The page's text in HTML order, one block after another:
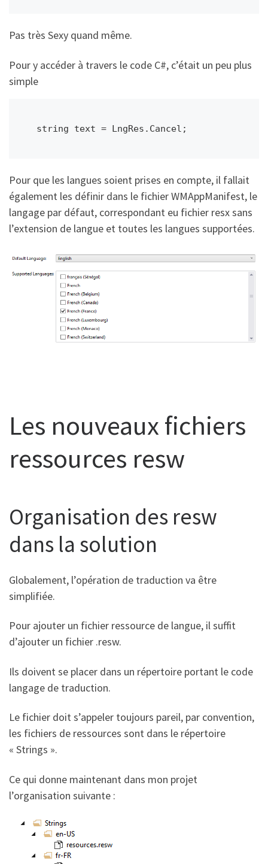
Pas très Sexy quand même.
Pour y accéder à travers le code C#, c’était un peu plus
simple
string text = LngRes.Cancel;
Pour que les langues soient prises en compte, il fallait
également les définir dans le fichier WMAppManifest, le
langage par défaut, correspondant eu fichier resx sans
l’extension de langue et toutes les langues supportées.
Les nouveaux fichiers
ressources resw
Organisation des resw
dans la solution
Globalement, l’opération de traduction va être
simplifiée.
Pour ajouter un fichier ressource de langue, il suffit
d’ajouter un fichier .resw.
Ils doivent se placer dans un répertoire portant le code
langage de traduction.
Le fichier doit s’appeler toujours pareil, par convention,
les fichiers de ressources sont dans le répertoire
« Strings ».
Ce qui donne maintenant dans mon projet
l’organisation suivante :